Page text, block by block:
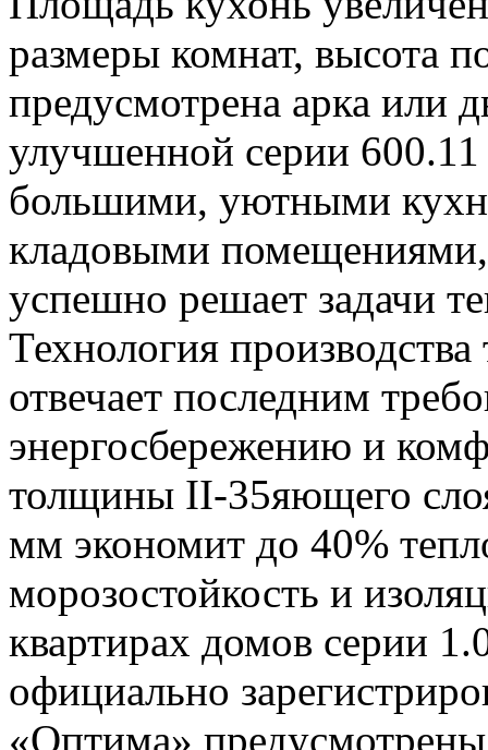
размеры комнат, высота
предусмотрена арка или
улучшенной серии
большими, уютными
кладовыми помещениями,
успешно решает задачи
Технология
отвечает последним
энергосбережению и
толщины II-35яющего
мм экономит до 40%
морозостойкость и
квартирах домов серии
официально
«Оптима»